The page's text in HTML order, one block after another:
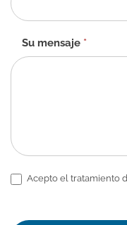
Su mensaje *
Acepto el tratamiento